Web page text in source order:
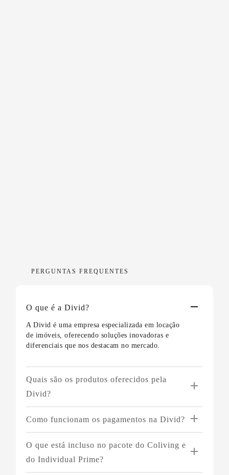
PERGUNTAS FREQUENTES
O que é a Divid?
A Divid é uma empresa especializada em locação
de imóveis, oferecendo soluções inovadoras e
diferenciais que nos destacam no mercado.
Quais são os produtos oferecidos pela
Divid?
em imóveis compartilhados, proporcionando
previsibilidade.
Como funcionam os pagamentos na Divid?
sistema de pré-pagamento. Os boletos tem
vencimento todo o dia 7, incluindo todas as contas
O que está incluso no pacote do Coliving e
do Individual Prime?